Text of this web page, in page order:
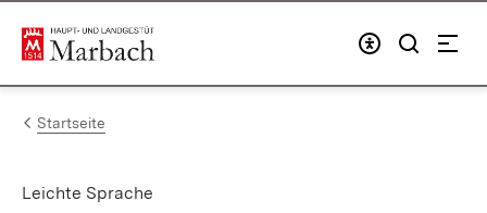
Zum Inhalt springen
Link zur Startseite
Startseite
Leichte Sprache